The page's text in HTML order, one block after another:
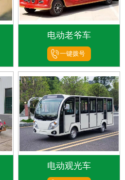
电动老爷车
一键拨号
电动观光车